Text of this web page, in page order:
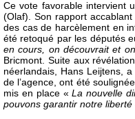
Ce vote favorable intervient
(Olaf). Son rapport
des cas de harcèlement en
été retoqué par les députés
en cours, on découvrait et
Bricmont. Suite aux
néerlandais, Hans Leijtens,
de l’agence, ont été
mis en place « La nouvelle
pouvons garantir notre